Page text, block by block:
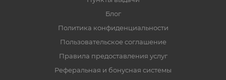
Блог
Политика конфиденциальности
Пользовательское соглашение
Правила предоставления услуг
Реферальная и бонусная системы